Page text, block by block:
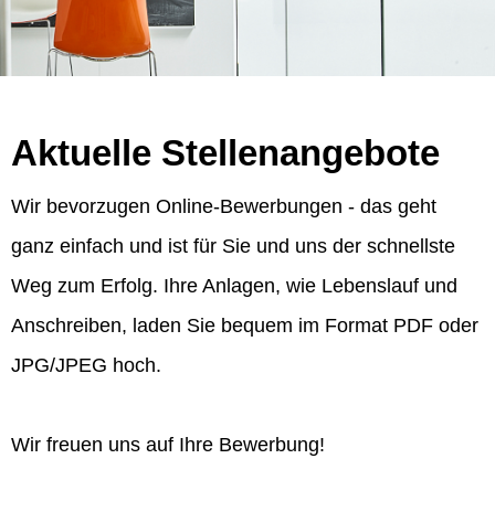
Aktuelle Stellenangebote
Wir bevorzugen Online-Bewerbungen - das geht
ganz einfach und ist für Sie und uns der schnellste
Weg zum Erfolg. Ihre Anlagen, wie Lebenslauf und
Anschreiben, laden Sie bequem im Format PDF oder
JPG/JPEG hoch.
Wir freuen uns auf Ihre Bewerbung!